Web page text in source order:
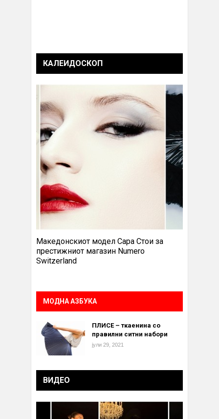
КАЛЕИДОСКОП
Македонскиот модел Сара Стои за
престижниот магазин Numero
Switzerland
МОДНА АЗБУКА
ПЛИСЕ – ткаенина со
правилни ситни набори
јули 29, 2021
ВИДЕО